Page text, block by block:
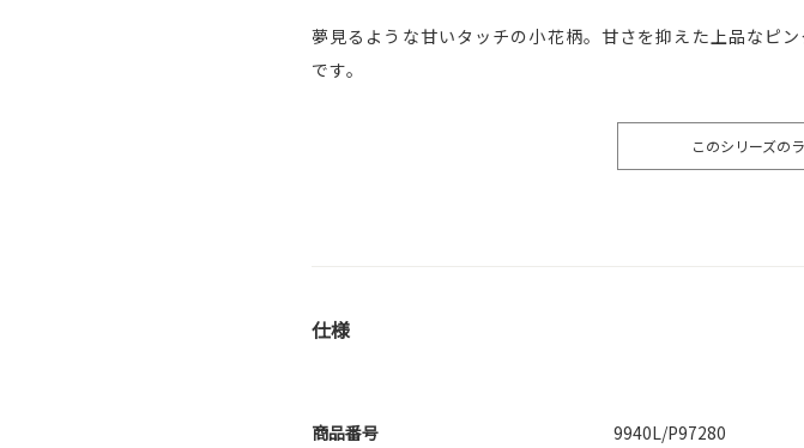
夢見るような甘いタッチの小花柄。甘さを抑えた上品なピ
です。
このシリーズの
仕様
商品番号
9940L/P97280